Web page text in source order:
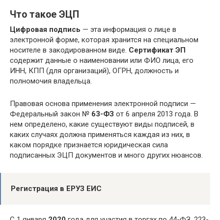
Что такое ЭЦП
Цифровая подпись — эта информация о лице в
электронной форме, которая хранится на специальном
носителе в закодированном виде. Сертификат ЭП
содержит данные о наименовании или ФИО лица, его
ИНН, КПП (для организаций), ОГРН, должность и
полномочия владельца.
Правовая основа применения электронной подписи —
Федеральный закон № 63-ФЗ от 6 апреля 2013 года. В
нем определено, какие существуют виды подписей, в
каких случаях должна применяться каждая из них, в
каком порядке признается юридическая сила
подписанных ЭЦП документов и много других нюансов.
Регистрация в ЕРУЗ ЕИС